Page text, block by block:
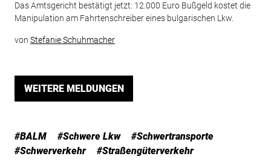
Das Amtsgericht bestätigt jetzt: 12.000 Euro Bußgeld kostet die
Manipulation am Fahrtenschreiber eines bulgarischen Lkw.
von Stefanie Schuhmacher
WEITERE MELDUNGEN
#BALM #Schwere Lkw
#Schwertransporte
#Schwerverkehr
#Straßengüterverkehr